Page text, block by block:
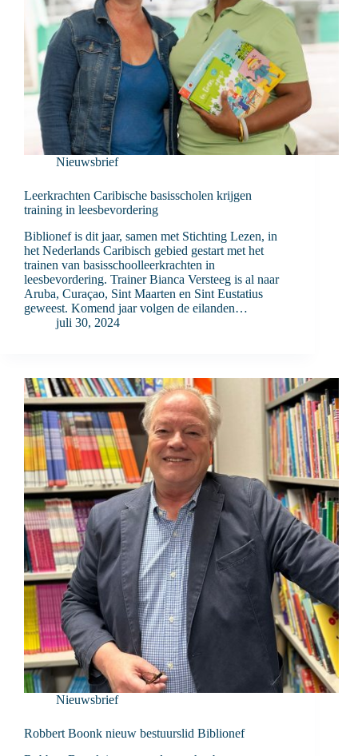
Nieuwsbrief
Leerkrachten Caribische basisscholen krijgen
training in leesbevordering
Biblionef is dit jaar, samen met Stichting Lezen, in
het Nederlands Caribisch gebied gestart met het
trainen van basisschoolleerkrachten in
leesbevordering. Trainer Bianca Versteeg is al naar
Aruba, Curaçao, Sint Maarten en Sint Eustatius
geweest. Komend jaar volgen de eilanden…
juli 30, 2024
Nieuwsbrief
Robbert Boonk nieuw bestuurslid Biblionef